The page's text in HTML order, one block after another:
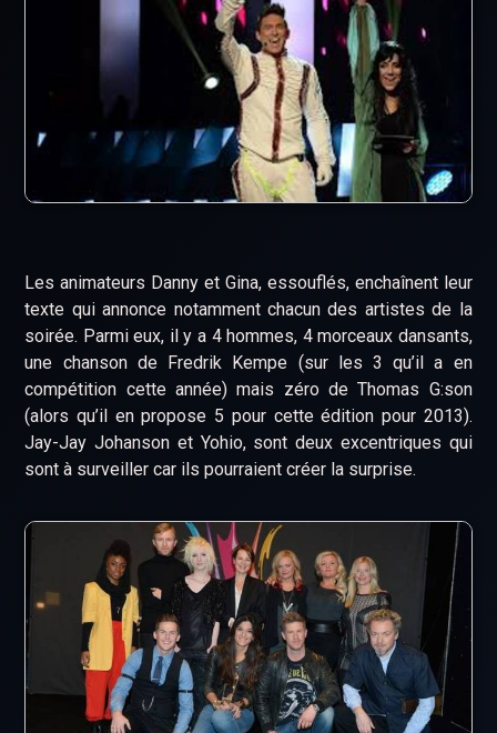
Les animateurs Danny et Gina, essouflés, enchaînent leur
texte qui annonce notamment chacun des artistes de la
soirée. Parmi eux, il y a 4 hommes, 4 morceaux dansants,
une chanson de Fredrik Kempe (sur les 3 qu’il a en
compétition cette année) mais zéro de Thomas G:son
(alors qu’il en propose 5 pour cette édition pour 2013).
Jay-Jay Johanson et Yohio, sont deux excentriques qui
sont à surveiller car ils pourraient créer la surprise.